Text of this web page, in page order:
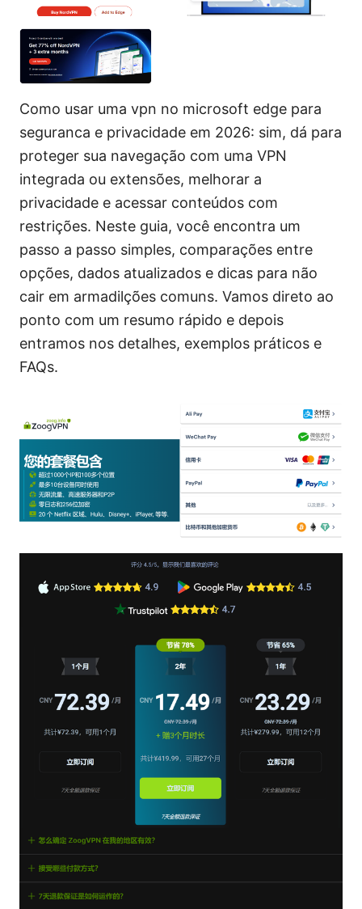
Como usar uma vpn no microsoft edge para
seguranca e privacidade em 2026: sim, dá para
proteger sua navegação com uma VPN
integrada ou extensões, melhorar a
privacidade e acessar conteúdos com
restrições. Neste guia, você encontra um
passo a passo simples, comparações entre
opções, dados atualizados e dicas para não
cair em armadilções comuns. Vamos direto ao
ponto com um resumo rápido e depois
entramos nos detalhes, exemplos práticos e
FAQs.